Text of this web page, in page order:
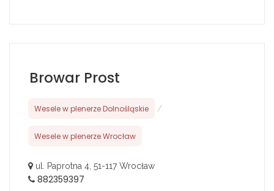
Browar Prost
Wesele w plenerze Dolnośląskie /
Wesele w plenerze Wrocław
ul. Paprotna 4, 51-117 Wrocław
882359397